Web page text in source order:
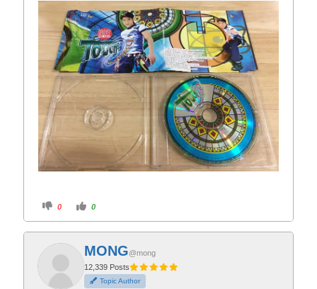
C
i
f
t
h
0
C
i
o
t
h
u
0
MONG@mong
12,339 Posts
Topic Author